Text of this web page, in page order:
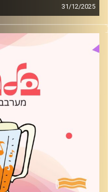
31/12/2025
מוזיקה רגועה לפתוח איתה
קרדיט תמונות:
AudioVersity